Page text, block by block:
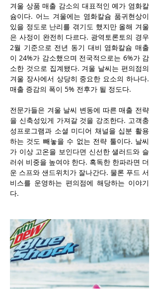
겨울 상품 매출 감소의 대표적인 예가 염화칼
슘이다. 어느 겨울에는 염화칼슘 품귀현상이
있을 정도로 난리를 겪기도 했지만 올해 겨울
은 사정이 완전히 다르다. 광역토론토의 경우
2월 기준으로 전년 동기 대비 염화칼슘 매출
이 24%가 감소했으며 전국적으로는 6%가 감
소한 것으로 집계됐다. 겨울 날씨는 편의점의
겨울 장사에서 상당히 중요한 요소의 하나다.
매출 증감의 폭이 5% 전후가 될 정도다.
전문가들은 겨울 날씨 변동에 따른 매출 전략
을 신축성있게 가져갈 것을 강조한다. 고객충
성프로그램과 소셜 미디어 채널을 십분 활용
하는 것도 빼놓을 수 없는 전략 툴이다. 날씨
가 이상 고온을 보인다면 신선한 샐러드와 슬
러쉬 비중을 높여야 한다. 혹독한 한파라면 더
운 스프와 샌드위치가 잘나간다. 물론 푸드 서
비스를 운영하는 편의점에 해당하는 이야기
다.